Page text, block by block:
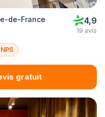
de-France 4,9
19 avis
gratuit